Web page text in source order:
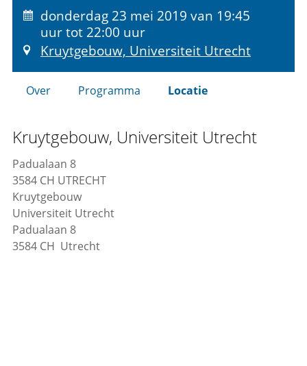
donderdag 23 mei 2019 van 19:45
uur tot 22:00 uur
Kruytgebouw, Universiteit Utrecht
Over Programma Locatie
Kruytgebouw, Universiteit Utrecht
Padualaan 8
3584 CH UTRECHT
Kruytgebouw
Universiteit Utrecht
Padualaan 8
3584 CH Utrecht